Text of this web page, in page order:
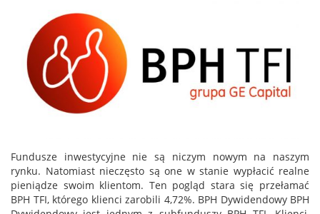
Fundusze inwestycyjne nie są niczym nowym na naszym
rynku. Natomiast nieczęsto są one w stanie wypłacić realne
pieniądze swoim klientom. Ten pogląd stara się przełamać
BPH TFI, którego klienci zarobili 4,72%. BPH Dywidendowy BPH